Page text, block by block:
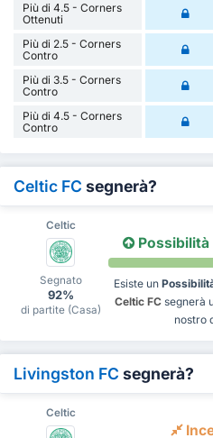
Più di 4.5 - Corners
Ottenuti
Più di 2.5 - Corners
Contro
Più di 3.5 - Corners
Contro
Più di 4.5 - Corners
Contro
Celtic FC segnerà?
Celtic
Segnato
92%
di partite (Casa)
Possibilità
Esiste un
Celtic FC segnerà
nostro
Livingston FC segnerà?
Celtic